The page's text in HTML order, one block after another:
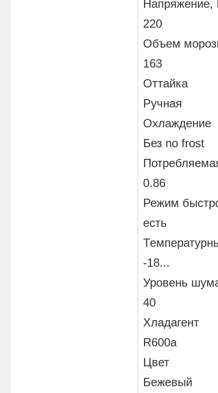
Напряжение,
220
Объем
163
Оттайка
Ручная
Охлаждение
Без no frost
0.86
Режим
есть
-18...
Уровень
40
Хладагент
R600a
Цвет
Бежевый